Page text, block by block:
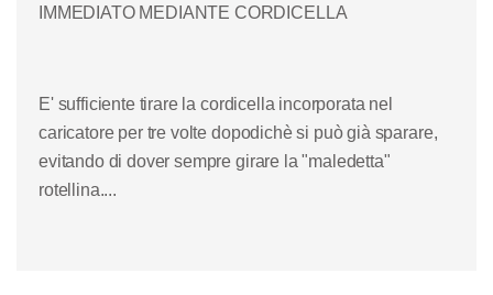
IMMEDIATO MEDIANTE CORDICELLA
E' sufficiente tirare la cordicella incorporata nel
caricatore per tre volte dopodichè si può già sparare,
evitando di dover sempre girare la"maledetta"
rotellina....